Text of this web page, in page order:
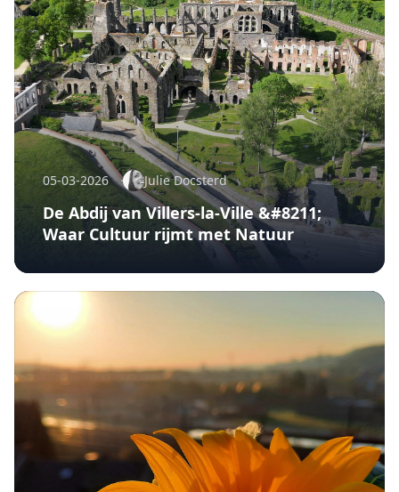
05-03-2026 Julie Docsterd
De Abdij van Villers-la-Ville &#8211;
Waar Cultuur rijmt met Natuur